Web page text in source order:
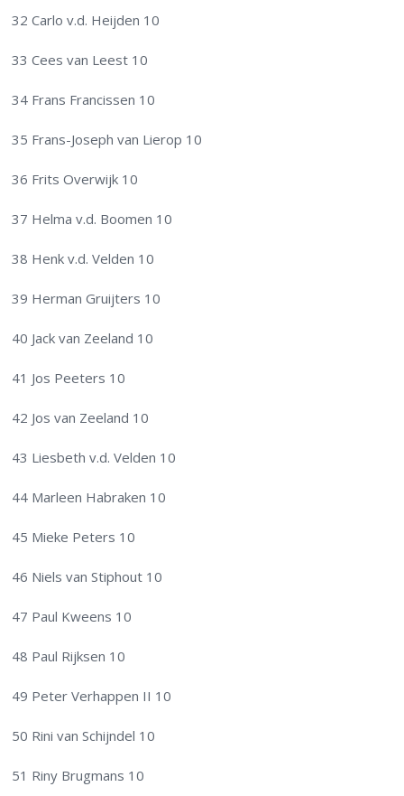
32 Carlo v.d. Heijden 10
33 Cees van Leest 10
34 Frans Francissen 10
35 Frans-Joseph van Lierop 10
36 Frits Overwijk 10
37 Helma v.d. Boomen 10
38 Henk v.d. Velden 10
39 Herman Gruijters 10
40 Jack van Zeeland 10
41 Jos Peeters 10
42 Jos van Zeeland 10
43 Liesbeth v.d. Velden 10
44 Marleen Habraken 10
45 Mieke Peters 10
46 Niels van Stiphout 10
47 Paul Kweens 10
48 Paul Rijksen 10
49 Peter Verhappen II 10
50 Rini van Schijndel 10
51 Riny Brugmans 10